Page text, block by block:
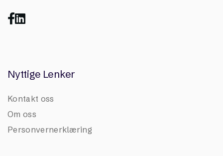

Nyttige Lenker
Kontakt oss
Om oss
Personvernerklæring